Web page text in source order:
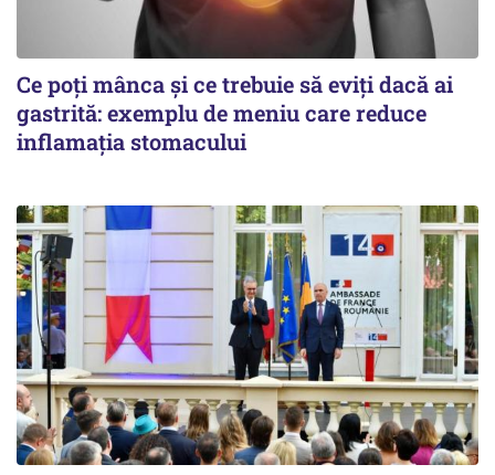
Ce poți mânca și ce trebuie să eviți dacă ai
gastrită: exemplu de meniu care reduce
inflamația stomacului